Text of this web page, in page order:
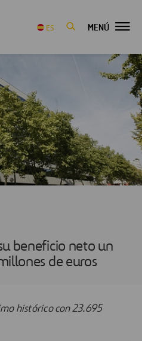
ES MENÚ
beneficio neto un
de euros
histórico con 23.695